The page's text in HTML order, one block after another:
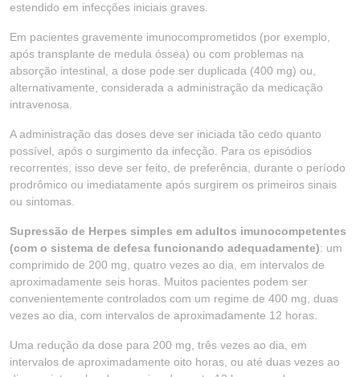
estendido em infecções iniciais graves.
Em pacientes gravemente imunocomprometidos (por exemplo,
após transplante de medula óssea) ou com problemas na
absorção intestinal, a dose pode ser duplicada (400 mg) ou,
alternativamente, considerada a administração da medicação
intravenosa.
A administração das doses deve ser iniciada tão cedo quanto
possível, após o surgimento da infecção. Para os episódios
recorrentes, isso deve ser feito, de preferência, durante o período
prodrômico ou imediatamente após surgirem os primeiros sinais
ou sintomas.
Supressão de Herpes simples em adultos imunocompetentes
(com o sistema de defesa funcionando adequadamente): um
comprimido de 200 mg, quatro vezes ao dia, em intervalos de
aproximadamente seis horas. Muitos pacientes podem ser
convenientemente controlados com um regime de 400 mg, duas
vezes ao dia, com intervalos de aproximadamente 12 horas.
Uma redução da dose para 200 mg, três vezes ao dia, em
intervalos de aproximadamente oito horas, ou até duas vezes ao